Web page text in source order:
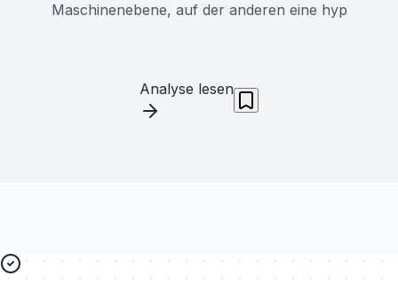
Maschinenebene, auf der anderen eine hyp
Analyse lesen